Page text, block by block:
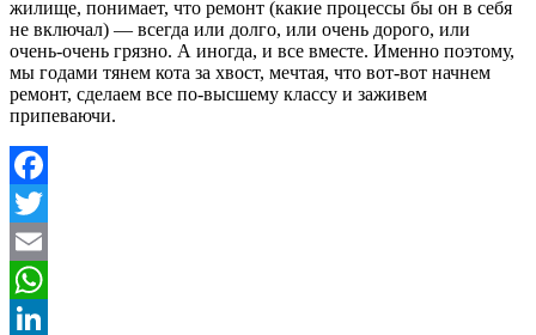
жилище, понимает, что ремонт (какие процессы бы он в себя
не включал) — всегда или долго, или очень дорого, или
очень-очень грязно. А иногда, и все вместе. Именно поэтому,
мы годами тянем кота за хвост, мечтая, что вот-вот начнем
ремонт, сделаем все по-высшему классу и заживем
припеваючи.
Facebook
Twitter
Email
WhatsApp